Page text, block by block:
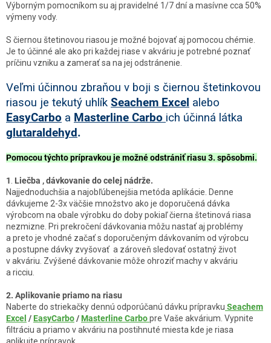
Výborným pomocníkom su aj pravidelné 1/7 dní a masívne cca 50%
výmeny vody.
S čiernou štetinovou riasou je možné bojovať aj pomocou chémie.
Je to účinné ale ako pri každej riase v akváriu je potrebné poznať
príčinu vzniku a zamerať sa na jej odstránenie.
Veľmi účinnou zbraňou v boji s čiernou štetinkovou
riasou je tekutý uhlík Seachem Excel alebo
EasyCarbo a Masterline Carbo ich účinná látka
glutaraldehyd.
Pomocou týchto prípravkou je možné odstrániť riasu 3. spôsobmi.
1. Liečba , dávkovanie do celej nádrže.
Najjednoduchšia a najobľúbenejšia metóda aplikácie. Denne
dávkujeme 2-3x väčšie množstvo ako je doporučená dávka
výrobcom na obale výrobku do doby pokiaľ čierna štetinová riasa
nezmizne. Pri prekročení dávkovania môžu nastať aj problémy
a preto je vhodné začať s doporučeným dávkovaním od výrobcu
a postupne dávky zvyšovať a zároveň sledovať ostatný život
v akváriu. Zvýšené dávkovanie môže ohroziť machy v akváriu
a ricciu.
2. Aplikovanie priamo na riasu
Naberte do striekačky dennú odporúčanú dávku prípravku Seachem
Excel / EasyCarbo/ Masterline Carbopre Vaše akvárium. Vypnite
filtráciu a priamo v akváriu na postihnuté miesta kde je riasa